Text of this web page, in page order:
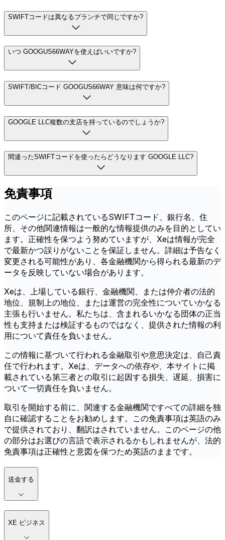
SWIFTコードは異なるブランチで同じですか?
いつ GOOGUS66WAYを使えばいいですか?
SWIFT/BICコード GOOGUS66WAY 意味は何ですか?
GOOGLE LLC複数の支店を持っているのでしょうか?
間違ったSWIFTコードを使ったらどうなります GOOGLE LLC?
免責事項
このページに記載されているSWIFTコード、銀行名、住
所、その他関連情報は一般的な情報提供のみを目的としてい
ます。正確性を保つよう努めていますが、Xeは情報が完全
で最新かつ誤りがないことを保証しません。詳細は予告なく
変更される可能性があり、各金融機関から得られる最新のデ
ータを反映していない場合があります。
Xeは、上場している銀行、金融機関、または仲介者の法的
地位、規制上の地位、または運営の完全性についていかなる
主張も行いません。私たちは、含まれるいかなる団体の正当
性も支持または検証するものではなく、提供された情報の利
用について責任を負いません。
この情報に基づいて行われる金融取引や意思決定は、自己責
任で行われます。Xeは、データへの依存や、本サイトに掲
載されている第三者との取引に起因する損失、遅延、損害に
ついて一切責任を負いません。
取引を開始する前に、関連する金融機関ですべての詳細を独
自に確認することをお勧めします。この免責事項は英語のみ
で提供されており、翻訳はされていません。このページの他
の部分はお選びの言語で表示されるかもしれませんが、法的
免責事項は正確性と意図を保つため英語のままです。
送金する
XE ビジネス